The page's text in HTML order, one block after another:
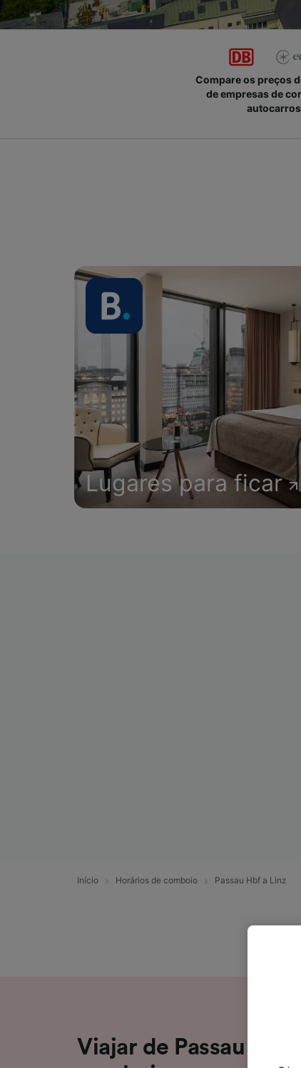
Compare os preços
de empresas de
autocarros
Lugares para ficar
Início Horários de comboio Passau Hbf a Linz
Viajar de Passau Hbf